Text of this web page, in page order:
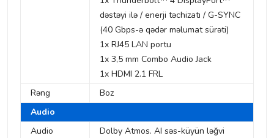
dəstəyi ilə / enerji təchizatı / G-SYNC
(40 Gbps-ə qədər məlumat sürəti)
1x RJ45 LAN portu
1x 3,5 mm Combo Audio Jack
1x HDMI 2.1 FRL
Rəng
Boz
Audio
Audio
Dolby Atmos. AI səs-küyün ləğvi